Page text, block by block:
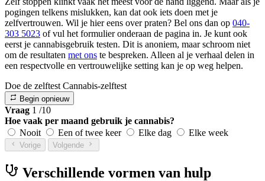
pogingen telkens mislukken, kan dat ook iets doen met je
zelfvertrouwen. Wil je hier eens over praten? Bel ons dan op 040-
303 5023 of vul het formulier onderaan de pagina in. Je kunt ook
eerst je cannabisgebruik testen. Dit is anoniem, maar schroom niet
om de resultaten met ons te bespreken. Alleen al je verhaal delen in
een respectvolle en vertrouwelijke setting kan je op weg helpen.
Doe de zelftest Cannabis-zelftest
Begin opnieuw
Vraag 1 /10
Hoe vaak per maand gebruik je cannabis?
Nooit
Een of twee keer Elke dag Elke week
Vorige Volgende
Verschillende vormen van hulp